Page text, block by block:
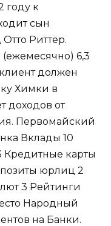
году к
сын
Риттер.
6,3
должен
Химки в
доходов от
Первомайский
Вклады 10
Кредитные карты
юрлиц 2
3 Рейтинги
Народный
на Банки.